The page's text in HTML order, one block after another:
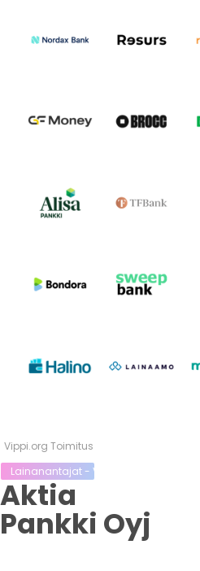
Vippi.org Toimitus
Lainanantajat - Vippi.org:n
Aktia
Pankki Oyj